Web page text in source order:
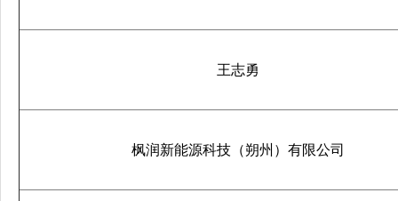
王志勇
枫润新能源科技（朔州）有限公司